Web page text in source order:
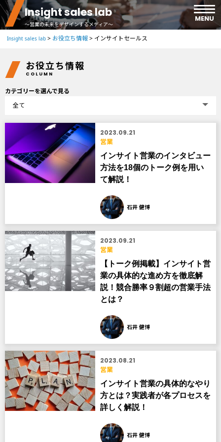
Insight sales lab
～営業の未来をデザインするメディア～
MENU
お問い合わせ
資料ダウンロード
Insight sales lab > お役立ち情報> インサイトセールス
お役立ち情報
COLUMN
カテゴリーを選んで見る
2023.09.21
営業
インサイト営業のインタビュー
方法を18個のトーク例を用い
て解説！
石井 健博
2023.09.21
営業
【トーク例掲載】インサイト営
業の具体的な進め方を徹底解
説！競合勝率９割超の営業手法
とは？
石井 健博
2023.08.21
営業
インサイト営業の具体的なやり
方とは？実践者が各プロセスを
詳しく解説！
石井 健博